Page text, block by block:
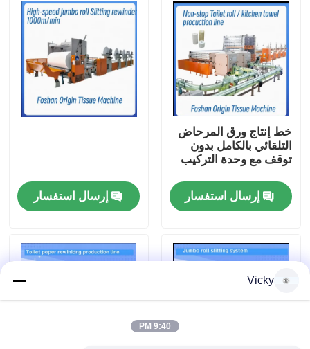
جولة في المصنع
اتصل بنا
أخبار
اطلب اقتباس
VR
خط إنتاج ورق المرحاض
التلقائي بالكامل بدون
توقف مع وحدة التركيب
إرسال استفسار إرسال استفسار
Vicky
9:40 PM